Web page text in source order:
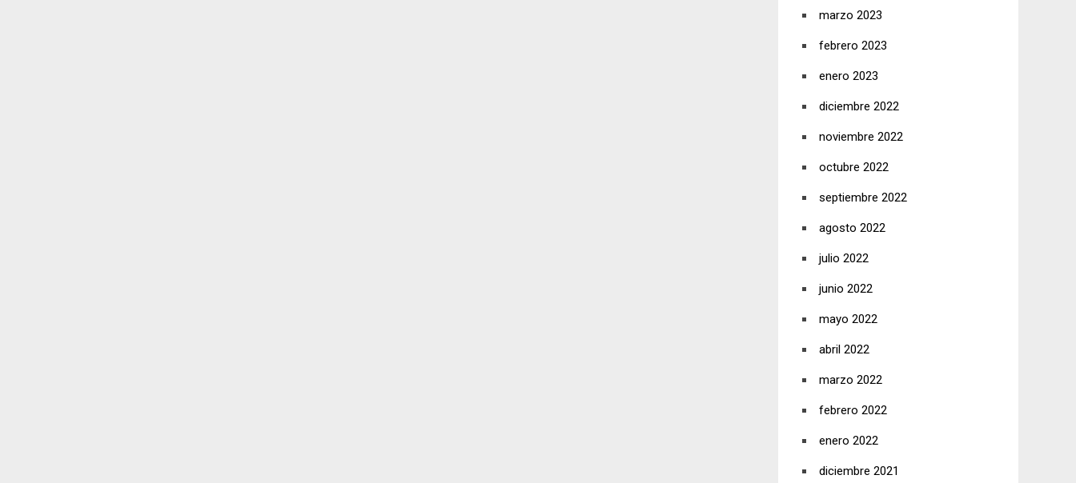
marzo 2023
febrero 2023
enero 2023
diciembre 2022
noviembre 2022
octubre 2022
septiembre 2022
agosto 2022
julio 2022
junio 2022
mayo 2022
abril 2022
marzo 2022
febrero 2022
enero 2022
diciembre 2021